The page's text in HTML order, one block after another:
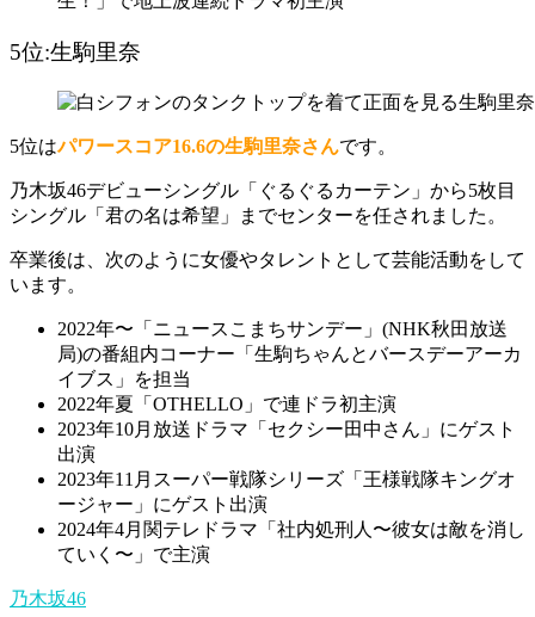
5位:生駒里奈
5位はパワースコア16.6の生駒里奈さんです。
乃木坂46デビューシングル「ぐるぐるカーテン」から5枚目
シングル「君の名は希望」までセンターを任されました。
卒業後は、次のように女優やタレントとして芸能活動をして
います。
2022年〜「ニュースこまちサンデー」(NHK秋田放送
局)の番組内コーナー「生駒ちゃんとバースデーアーカ
イブス」を担当
2022年夏「OTHELLO」で連ドラ初主演
2023年10月放送ドラマ「セクシー田中さん」にゲスト
出演
2023年11月スーパー戦隊シリーズ「王様戦隊キングオ
ージャー」にゲスト出演
2024年4月関テレドラマ「社内処刑人〜彼女は敵を消し
ていく〜」で主演
乃木坂46